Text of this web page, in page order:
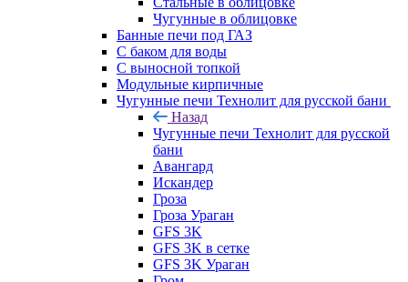
Чугунные в облицовке
Банные печи под ГАЗ
С баком для воды
С выносной топкой
Модульные кирпичные
Чугунные печи Технолит для русской бани
Назад
Чугунные печи Технолит для русской
бани
Авангард
Искандер
Гроза
Гроза Ураган
GFS 3K
GFS 3K в сетке
GFS 3K Ураган